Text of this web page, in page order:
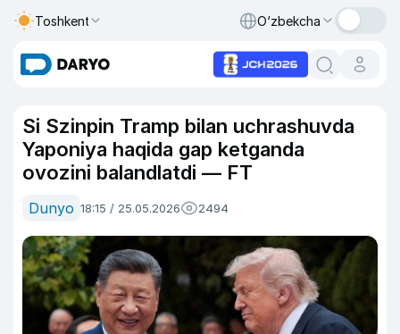
Toshkent O‘zbekcha
Si Szinpin Tramp bilan uchrashuvda
Yaponiya haqida gap ketganda
ovozini balandlatdi — FT
Dunyo 18:15 / 25.05.2026 2494